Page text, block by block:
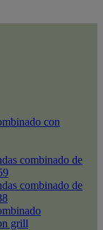
con
combinado de
combinado de
grill